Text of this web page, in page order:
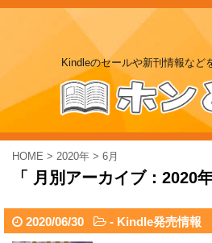
Kindleのセールや新刊情報など
HOME > 2020年 > 6月
「 月別アーカイブ：2020
2020/06/30 - Kindle発売情報